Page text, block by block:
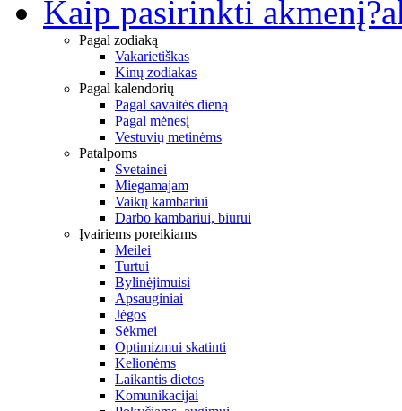
Kaip pasirinkti akmenį?
Pagal zodiaką
Vakarietiškas
Kinų zodiakas
Pagal kalendorių
Pagal savaitės dieną
Pagal mėnesį
Vestuvių metinėms
Patalpoms
Svetainei
Miegamajam
Vaikų kambariui
Darbo kambariui, biurui
Įvairiems poreikiams
Meilei
Turtui
Bylinėjimuisi
Apsauginiai
Jėgos
Sėkmei
Optimizmui skatinti
Kelionėms
Laikantis dietos
Komunikacijai